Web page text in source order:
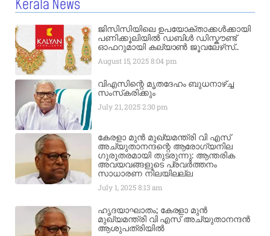
Kerala News
ജിസിസിയിലെ ഉപയോക്താക്കൾക്കായി
പണിക്കൂലിയിൽ ഡബിൾ ഡിസ്കൗണ്ട്
ഓഫറുമായി കല്യാൺ ജൂവലേഴ്‌സ്..
August 15, 20258:04 pm
വിഎസിന്റെ മൃതദേഹം ബുധനാഴ്ച്ച
സംസ്‌കരിക്കും
July 21, 20252:30 pm
കേരളാ മുൻ മുഖ്യമന്ത്രി വി എസ്
അച്യുതാനന്ദന്റെ ആരോഗ്യനില
ഗുരുതരമായി തുടരുന്നു: ആന്തരിക
അവയവങ്ങളുടെ പ്രവർത്തനം
സാധാരണ നിലയിലല്ല
July 1, 20258:13 am
ഹൃദയാഘാതം; കേരളാ മുൻ
മുഖ്യമന്ത്രി വി എസ് അച്യുതാനന്ദൻ
ആശുപത്രിയിൽ